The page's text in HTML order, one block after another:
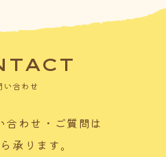
い合わせ
合わせ・ご質問は
承ります。